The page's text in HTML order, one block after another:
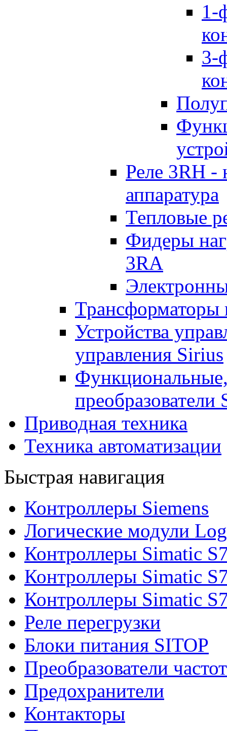
1-
3-
Реле 3RH -
аппаратура
Тепловые
Фидеры
3RA
Трансформаторы
Устройства
управления Sirius
преобразователи
Приводная техника
Техника автоматизации
Быстрая навигация
Контроллеры Siemens
Логические модули
Контроллеры Simatic
Контроллеры Simatic
Контроллеры Simatic
Реле перегрузки
Блоки питания SITOP
Преобразователи
Предохранители
Контакторы